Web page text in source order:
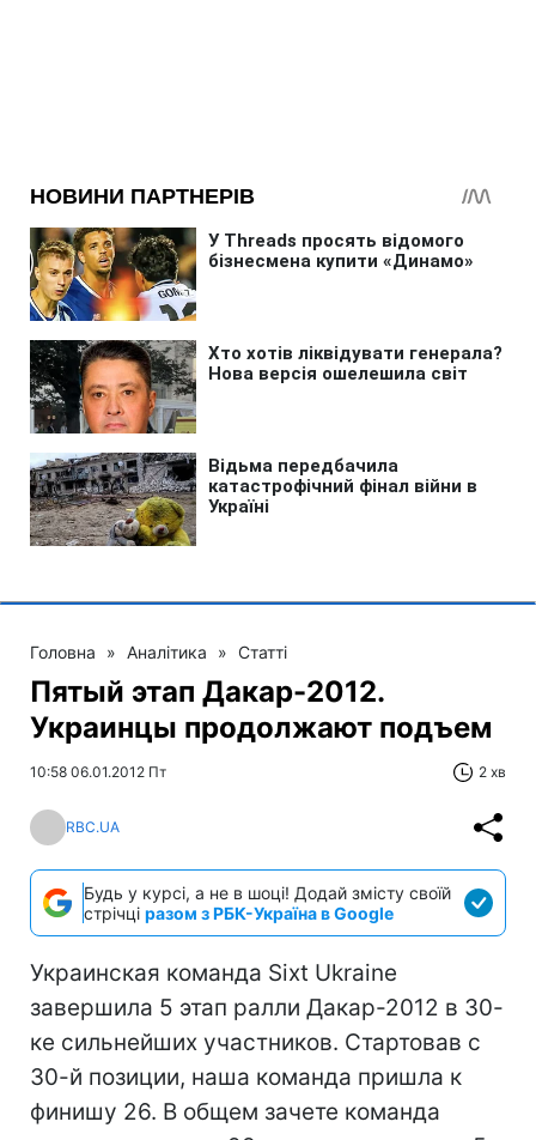
Головна » Аналітика » Статті
Пятый этап Дакар-2012.
Украинцы продолжают подъем
10:58 06.01.2012 Пт 2 хв
RBC.UA
Будь у курсі, а не в шоці! Додай змісту своїй
стрічці разом з РБК-Україна в Google
Украинская команда Sixt Ukraine
завершила 5 этап ралли Дакар-2012 в 30-
ке сильнейших участников. Стартовав с
30-й позиции, наша команда пришла к
финишу 26. В общем зачете команда